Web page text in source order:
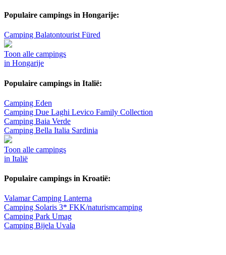
Populaire campings in Hongarije:
Camping Balatontourist Füred
Toon alle campings
in Hongarije
Populaire campings in Italië:
Camping Eden
Camping Due Laghi Levico Family Collection
Camping Baia Verde
Camping Bella Italia Sardinia
Toon alle campings
in Italië
Populaire campings in Kroatië:
Valamar Camping Lanterna
Camping Solaris 3* FKK/naturismcamping
Camping Park Umag
Camping Bijela Uvala